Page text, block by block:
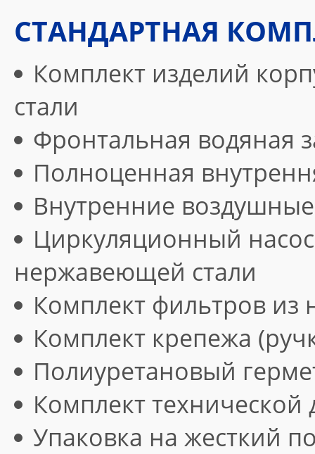
СТАНДАРТНАЯ
Комплект изделий
стали
Фронтальная водяная
Полноценная
Внутренние
Циркуляционный
нержавеющей стали
Комплект фильтров из
Комплект крепежа
Полиуретановый
Комплект
Упаковка на жесткий